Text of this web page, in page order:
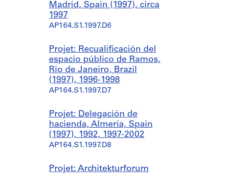
Madrid, Spain (1997), circa
1997
AP164.S1.1997.D6
Projet: Recualificación del
espacio público de Ramos,
Rio de Janeiro, Brazil
(1997), 1996-1998
AP164.S1.1997.D7
Projet: Delegación de
hacienda, Almería, Spain
(1997), 1992, 1997-2002
AP164.S1.1997.D8
Projet: Architekturforum